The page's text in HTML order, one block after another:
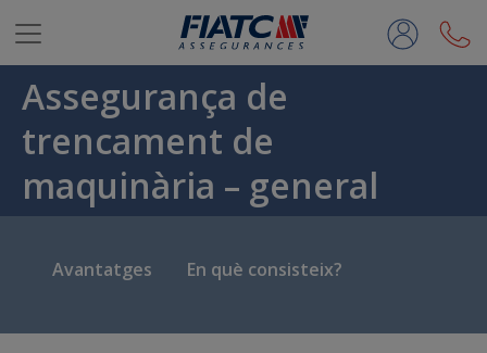
Salta al contingut principal
Assegurança de
trencament de
maquinària – general
Avantatges En què consisteix?